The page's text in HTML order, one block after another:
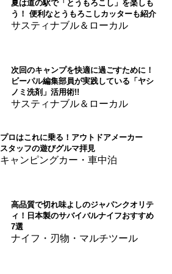
夏は道の駅で「とうもろこし」を楽しも
う！ 便利なとうもろこしカッターも紹介
サスティナブル＆ローカル
次回のキャンプを快適に過ごすために！
ビーパル編集部員が実践している「ヤシ
ノミ洗剤」活用術!!
サスティナブル＆ローカル
プロはこれに乗る！アウトドアメーカー
スタッフの遊びグルマ拝見
キャンピングカー・車中泊
高品質で切れ味よしのジャパンクオリテ
ィ！日本製のサバイバルナイフおすすめ
7選
ナイフ・刃物・マルチツール